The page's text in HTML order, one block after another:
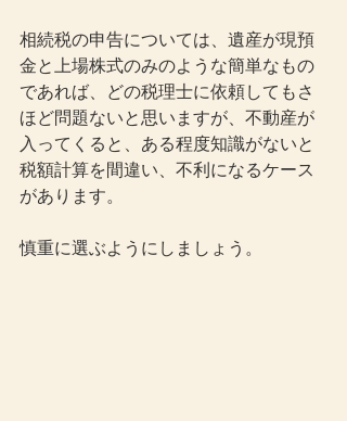
相続税の申告については、遺産が現預
金と上場株式のみのような簡単なもの
であれば、どの税理士に依頼してもさ
ほど問題ないと思いますが、不動産が
入ってくると、ある程度知識がないと
税額計算を間違い、不利になるケース
があります。
慎重に選ぶようにしましょう。